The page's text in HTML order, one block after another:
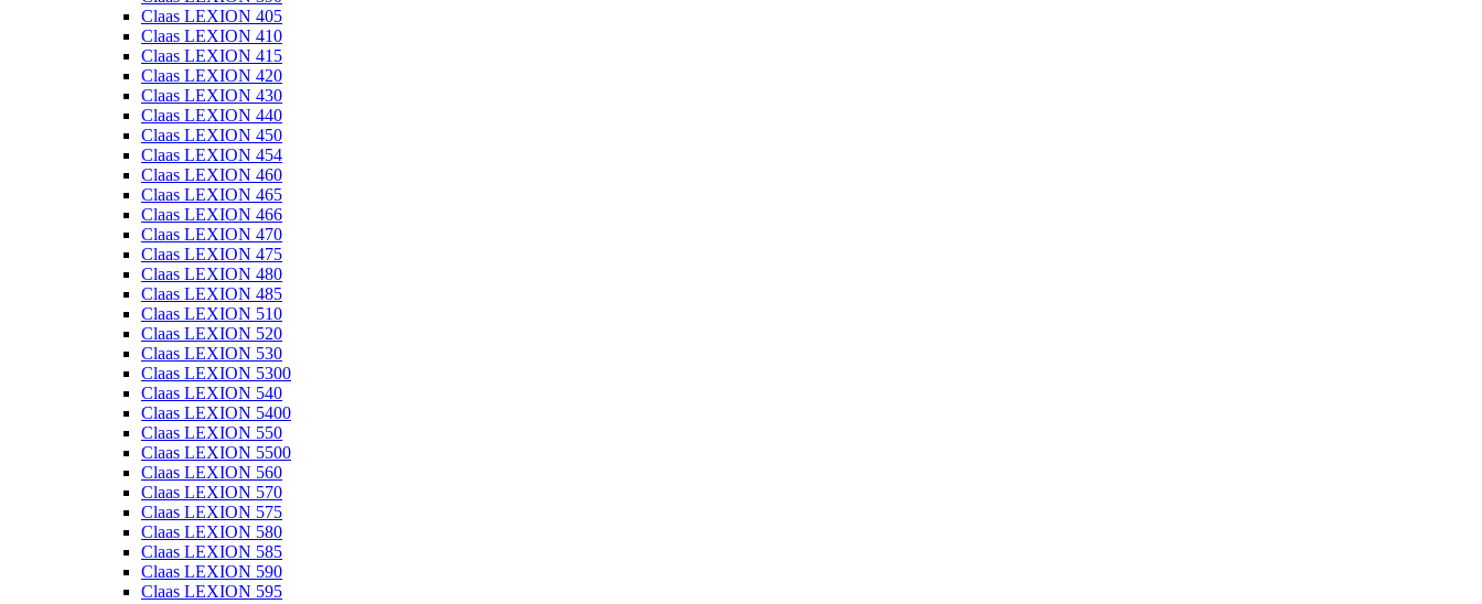
Claas LEXION 405
Claas LEXION 410
Claas LEXION 415
Claas LEXION 420
Claas LEXION 430
Claas LEXION 440
Claas LEXION 450
Claas LEXION 454
Claas LEXION 460
Claas LEXION 465
Claas LEXION 466
Claas LEXION 470
Claas LEXION 475
Claas LEXION 480
Claas LEXION 485
Claas LEXION 510
Claas LEXION 520
Claas LEXION 530
Claas LEXION 5300
Claas LEXION 540
Claas LEXION 5400
Claas LEXION 550
Claas LEXION 5500
Claas LEXION 560
Claas LEXION 570
Claas LEXION 575
Claas LEXION 580
Claas LEXION 585
Claas LEXION 590
Claas LEXION 595